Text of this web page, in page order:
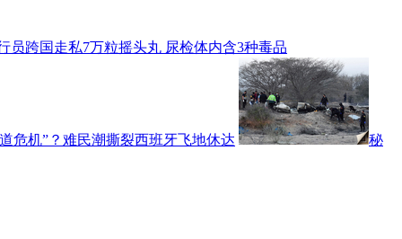
员跨国走私7万粒摇头丸 尿检体内含3种毒品
危机”？难民潮撕裂西班牙飞地休达 秘